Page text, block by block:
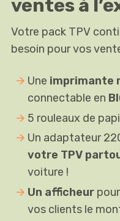
ventes à
Votre pack TPV
besoin pour vos
Une imprimante
connectable en
5 rouleaux de
Un adaptateur
votre TPV
voiture !
Un afficheur
vos clients le